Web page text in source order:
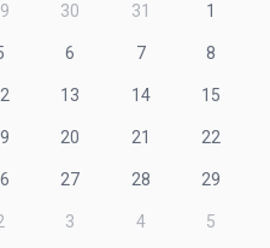
30 31 1
6 7 8
13 14 15
20 21 22
27 28 29
3 4 5